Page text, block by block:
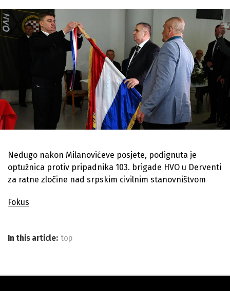
Nedugo nakon Milanovićeve posjete, podignuta je
optužnica protiv pripadnika 103. brigade HVO u Derventi
za ratne zločine nad srpskim civilnim stanovništvom
Fokus
In this article: top